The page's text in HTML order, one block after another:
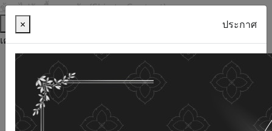
ข้ามไปยังเนื้อหาหลัก (Skip to Content)
ช่วยเหลือ
เครื่องมือการเข้าถึง
ภาษาไทย
ภาษาอังกฤษ
เพิ่มขนาดตัวอักษร
ลดขนาดตัวอักษร
ขนาดตัวอักษรปกติ
ความคมชัดสูง
× ประกาศ